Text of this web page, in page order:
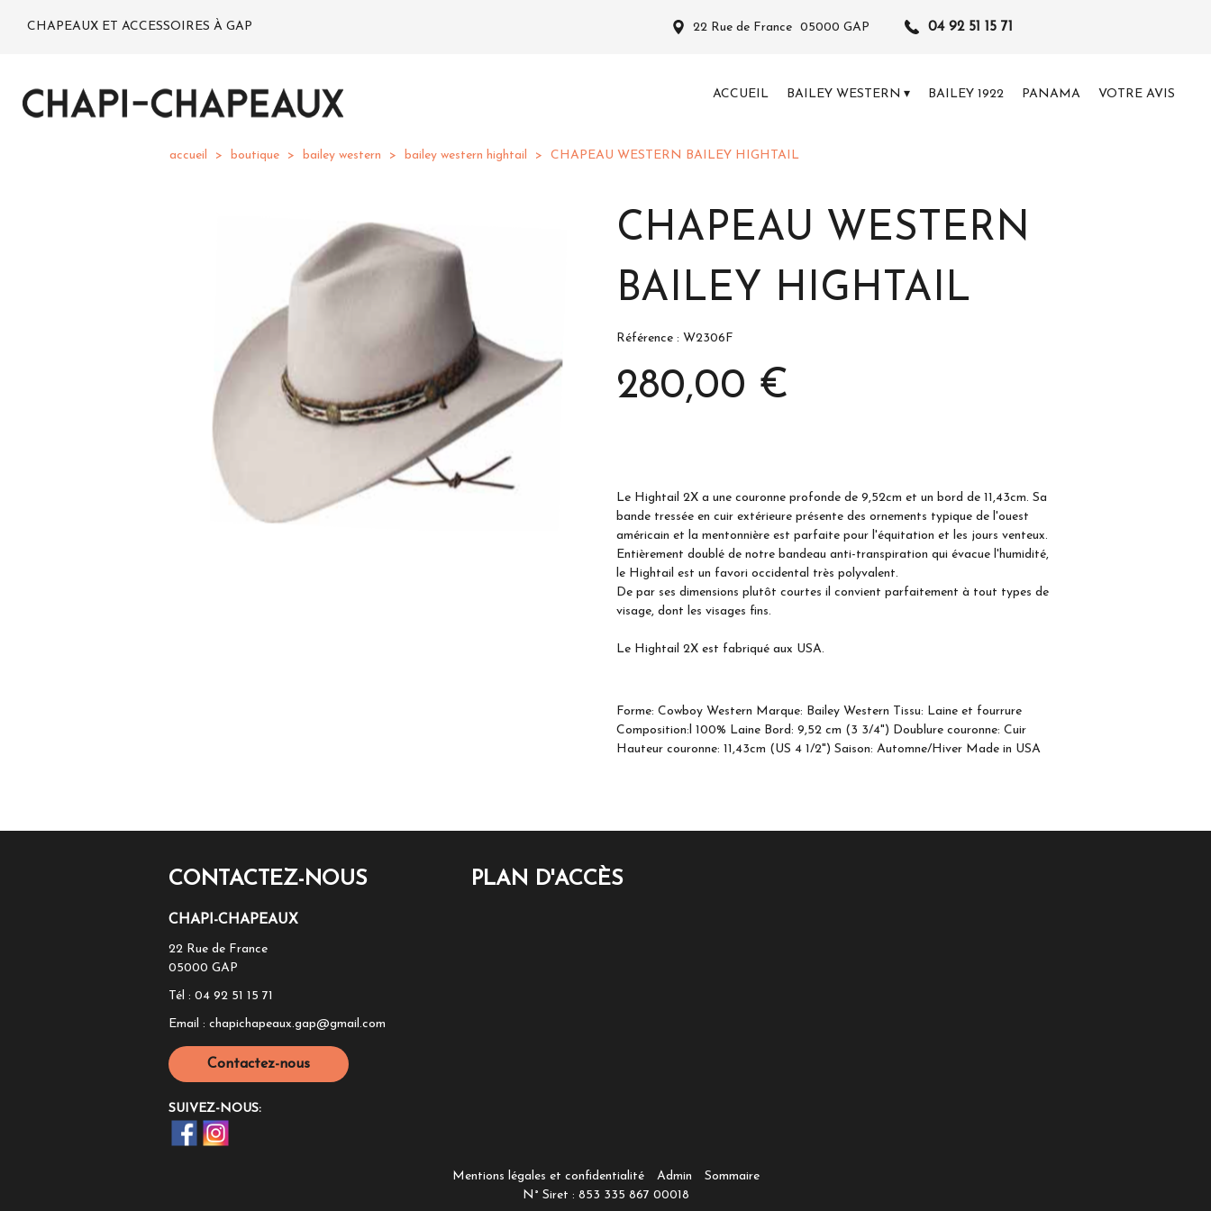
CHAPEAUX ET ACCESSOIRES À GAP 22 Rue de France 05000 GAP 04 92 51 15 71
ACCUEIL BAILEY WESTERN BAILEY 1922 PANAMA VOTRE AVIS
accueil boutique bailey western bailey western hightail CHAPEAU WESTERN BAILEY HIGHTAIL
CHAPEAU WESTERN
BAILEY HIGHTAIL
Référence : W2306F
280,00 €
Le Hightail 2X a une couronne profonde de 9,52cm et un bord de 11,43cm. Sa
bande tressée en cuir extérieure présente des ornements typique de l'ouest
américain et la mentonnière est parfaite pour l'équitation et les jours venteux.
Entièrement doublé de notre bandeau anti-transpiration qui évacue l'humidité,
le Hightail est un favori occidental très polyvalent.
De par ses dimensions plutôt courtes il convient parfaitement à tout types de
visage, dont les visages fins.
Le Hightail 2X est fabriqué aux USA.
Forme: Cowboy Western Marque: Bailey Western Tissu: Laine et fourrure
Composition:l 100% Laine Bord: 9,52 cm (3 3/4") Doublure couronne: Cuir
Hauteur couronne: 11,43cm (US 4 1/2") Saison: Automne/Hiver Made in USA
CONTACTEZ-NOUS
CHAPI-CHAPEAUX
22 Rue de France
05000 GAP
Tél : 04 92 51 15 71
Email : chapichapeaux.gap@gmail.com
Contactez-nous
SUIVEZ-NOUS:
PLAN D'ACCÈS
Mentions légales et confidentialité Admin
Sommaire
N° Siret : 853 335 867 00018